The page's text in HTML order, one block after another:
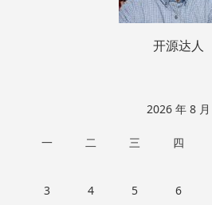
开源达人
2026 年 8 月
一 二 三 四
3
4 5 6